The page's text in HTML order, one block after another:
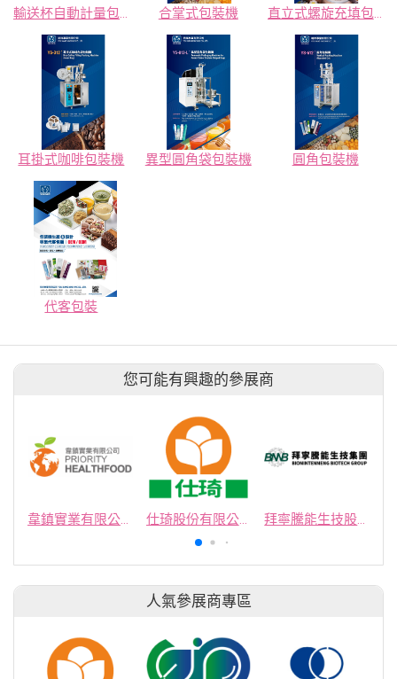
輸送杯自動計量包裝機 合掌式包裝機 直立式螺旋充填包裝機
耳掛式咖啡包裝機 異型圓角袋包裝機 圓角包裝機
代客包裝
您可能有興趣的參展商
韋鎮實業有限公司 仕琦股份有限公司 拜寧騰能生技股份有限公司
人氣參展商專區